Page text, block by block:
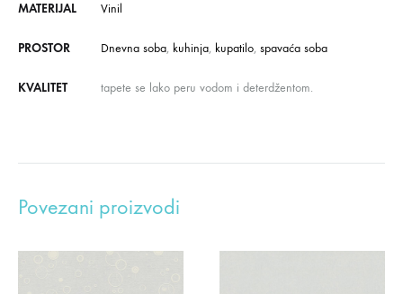
MATERIJAL Vinil
PROSTOR Dnevna soba, kuhinja, kupatilo, spavaća soba
KVALITET tapete se lako peru vodom i deterdžentom.
Povezani proizvodi